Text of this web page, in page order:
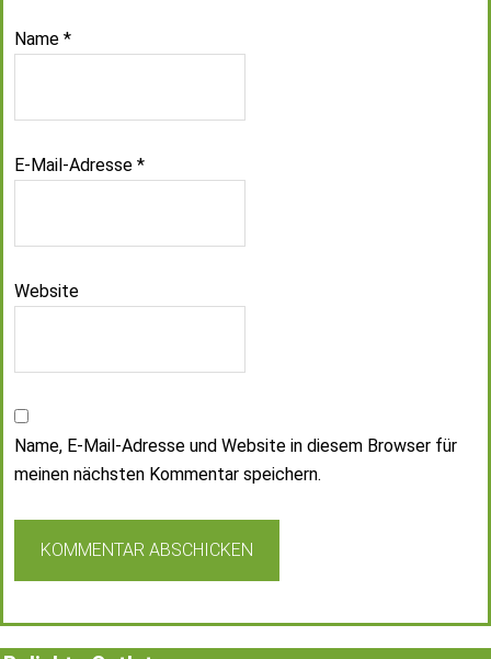
Name *
E-Mail-Adresse *
Website
Name, E-Mail-Adresse und Website in diesem Browser für
meinen nächsten Kommentar speichern.